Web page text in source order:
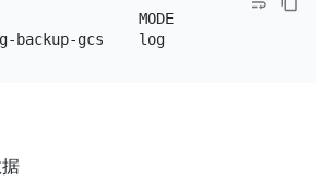
MODE       STATUS     ...